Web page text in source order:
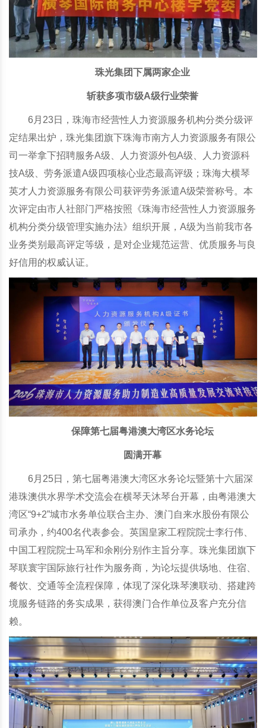
珠光集团下属两家企业
斩获多项市级A级行业荣誉
6月23日，珠海市经营性人力资源服务机构分类分级评
定结果出炉，珠光集团旗下珠海市南方人力资源服务有限公
司一举拿下招聘服务A级、人力资源外包A级、人力资源科
技A级、劳务派遣A级四项核心业态最高评级；珠海大横琴
英才人力资源服务有限公司获评劳务派遣A级荣誉称号。本
次评定由市人社部门严格按照《珠海市经营性人力资源服务
机构分类分级管理实施办法》组织开展，A级为当前我市各
业务类别最高评定等级，是对企业规范运营、优质服务与良
好信用的权威认证。
保障第七届粤港澳大湾区水务论坛
圆满开幕
6月25日，第七届粤港澳大湾区水务论坛暨第十六届深
港珠澳供水界学术交流会在横琴天沐琴台开幕，由粤港澳大
湾区“9+2”城市水务单位联合主办、澳门自来水股份有限公
司承办，约400名代表参会。英国皇家工程院院士李行伟、
中国工程院院士马军和余刚分别作主旨分享。珠光集团旗下
琴联寰宇国际旅行社作为服务商，为论坛提供场地、住宿、
餐饮、交通等全流程保障，体现了深化珠琴澳联动、搭建跨
境服务链路的务实成果，获得澳门合作单位及客户充分信
赖。